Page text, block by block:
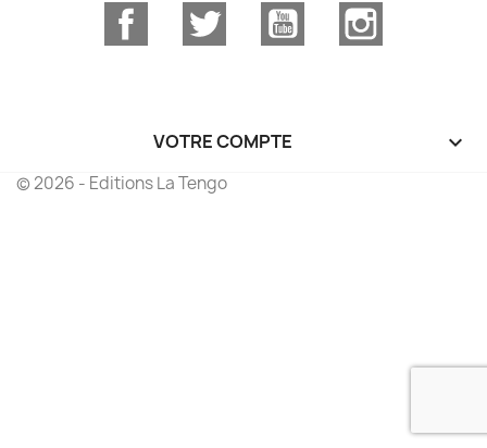
Facebook Twitter YouTube
VOTRE COMPTE 
© 2026 - Editions La Tengo